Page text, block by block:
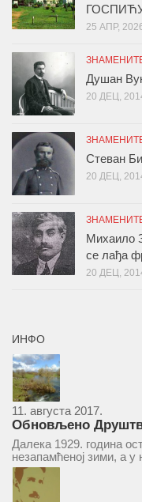
25 АПР,
Душан
20 ДЕЦ,
Стеван
20 ДЕЦ,
Михаило
се лађа
20 ДЕЦ,
ИНФО
11. августа 2017.
Обновљено
и књижница“ у
Далека 1929. година
незапамћеној зими, а
Друштва „Српска
Врепцу“. Потакнути
уздизањем група...